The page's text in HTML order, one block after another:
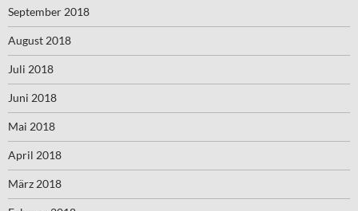
September 2018
August 2018
Juli 2018
Juni 2018
Mai 2018
April 2018
März 2018